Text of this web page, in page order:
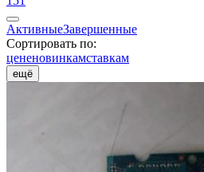
АктивныеЗавершенные
Сортировать по:
цененовинкамставкам
ещё